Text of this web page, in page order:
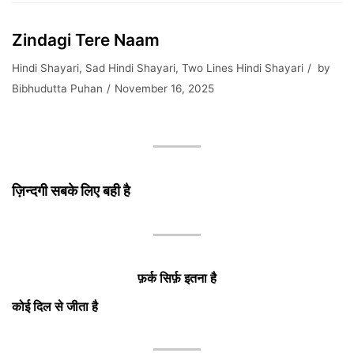
Zindagi Tere Naam
Hindi Shayari, Sad Hindi Shayari, Two Lines Hindi Shayari
by
Bibhudutta Puhan
November 16, 2025
ज़िन्दगी सबके लिए बही है
फ़र्क सिर्फ़ इतना है
कोई दिल से जीता है